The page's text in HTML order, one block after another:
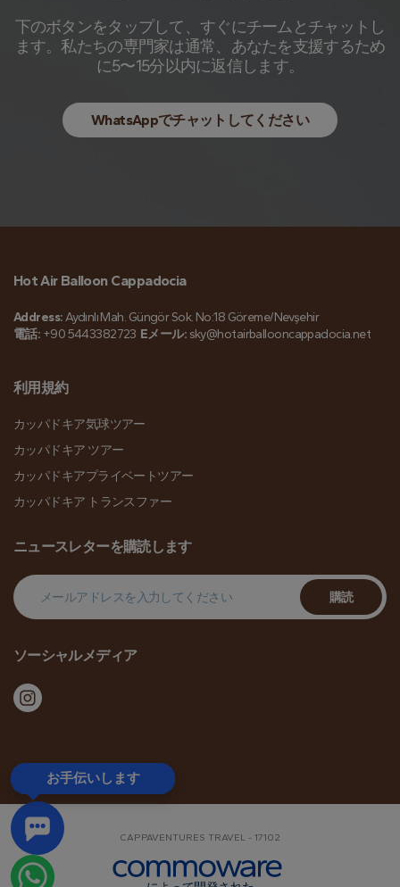
下のボタンをタップして、すぐにチームとチャットし
ます。私たちの専門家は通常、あなたを支援するため
に5〜15分以内に返信します。
WhatsAppでチャットしてください
Hot Air Balloon Cappadocia
Address:Aydınlı Mah. Güngör Sok. No:18 Göreme/Nevşehir
電話: +90 5443382723 Eメール: sky@hotairballooncappadocia.net
利用規約
カッパドキア気球ツアー
カッパドキア ツアー
カッパドキアプライベートツアー
カッパドキア トランスファー
ニュースレターを購読します
購読
ソーシャルメディア
CAPPAVENTURES TRAVEL - 17102
お手伝いします